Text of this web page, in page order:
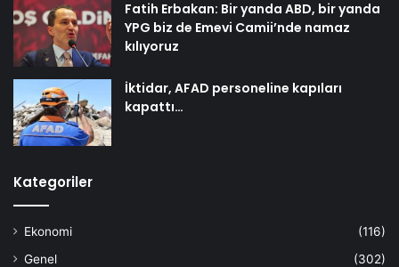
Fatih Erbakan: Bir yanda ABD, bir yanda
YPG biz de Emevi Camii’nde namaz
kılıyoruz
İktidar, AFAD personeline kapıları
kapattı…
Kategoriler
Ekonomi
(116)
Genel
(302)